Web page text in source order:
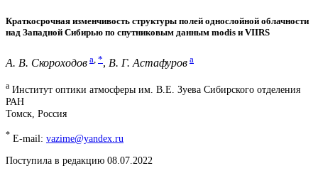
Краткосрочная изменчивость структуры полей однослойной облачности
над Западной Сибирью по спутниковым данным modis и VIIRS
А. В. Скороходов a *, В. Г. Астафуров a
a Институт оптики атмосферы им. В.Е. Зуева Сибирского отделения
РАН
Томск, Россия
* E-mail: vazime@yandex.ru
Поступила в редакцию 08.07.2022